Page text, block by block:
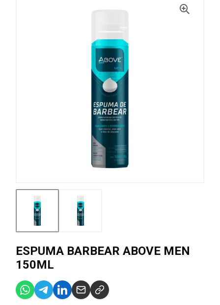
ESPUMA BARBEAR ABOVE MEN
150ML